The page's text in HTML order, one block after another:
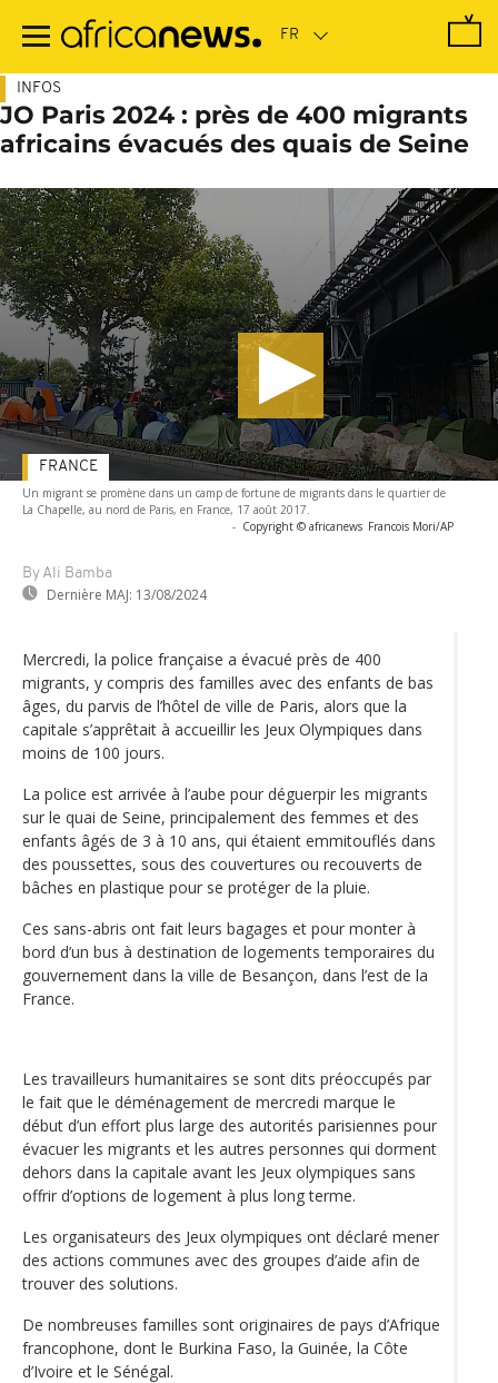
contenu
INFOS
JO Paris 2024 : près de 400 migrants
africains évacués des quais de Seine
Un migrant se promène dans un camp de fortune de migrants dans le quartier de
La Chapelle, au nord de Paris, en France, 17 août 2017.
- Copyright © africanews Francois Mori/AP
By Ali Bamba
Dernière MAJ: 13/08/2024
FRANCE
Mercredi, la police française a évacué près de 400
migrants, y compris des familles avec des enfants de bas
âges, du parvis de l’hôtel de ville de Paris, alors que la
capitale s’apprêtait à accueillir les Jeux Olympiques dans
moins de 100 jours.
La police est arrivée à l’aube pour déguerpir les migrants
sur le quai de Seine, principalement des femmes et des
enfants âgés de 3 à 10 ans, qui étaient emmitouflés dans
des poussettes, sous des couvertures ou recouverts de
bâches en plastique pour se protéger de la pluie.
Ces sans-abris ont fait leurs bagages et pour monter à
bord d’un bus à destination de logements temporaires du
gouvernement dans la ville de Besançon, dans l’est de la
France.
Les travailleurs humanitaires se sont dits préoccupés par
le fait que le déménagement de mercredi marque le
début d’un effort plus large des autorités parisiennes pour
évacuer les migrants et les autres personnes qui dorment
dehors dans la capitale avant les Jeux olympiques sans
offrir d’options de logement à plus long terme.
Les organisateurs des Jeux olympiques ont déclaré mener
des actions communes avec des groupes d’aide afin de
trouver des solutions.
De nombreuses familles sont originaires de pays d’Afrique
francophone, dont le Burkina Faso, la Guinée, la Côte
d’Ivoire et le Sénégal.